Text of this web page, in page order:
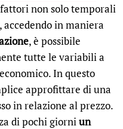
fattori non solo temporali
in maniera
, è possibile
tutte le variabili a
In questo
approfittare di una
in relazione al prezzo.
di pochi giorniun